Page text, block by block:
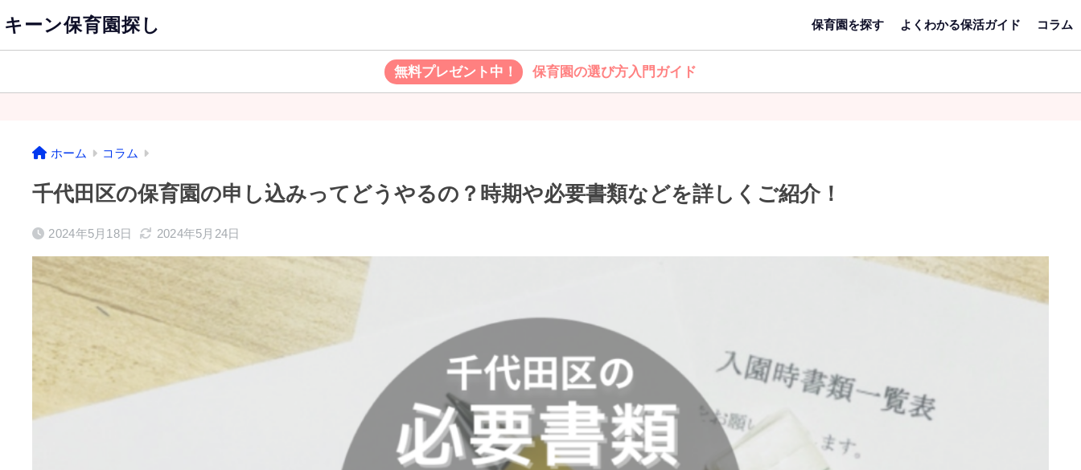
キーン保育園探し 保育園を探す よくわかる保活ガイド コラム
無料プレゼント中！ 保育園の選び方入門ガイド
ホーム コラム
千代田区の保育園の申し込みってどうやるの？時期や必要書類などを詳しくご紹介！
2024年5月18日 2024年5月24日